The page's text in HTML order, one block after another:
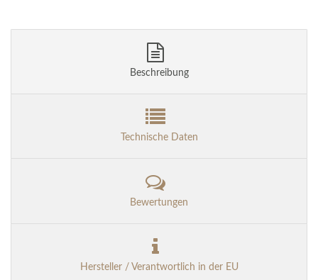
Beschreibung
Technische Daten
Bewertungen
Hersteller / Verantwortlich in der EU